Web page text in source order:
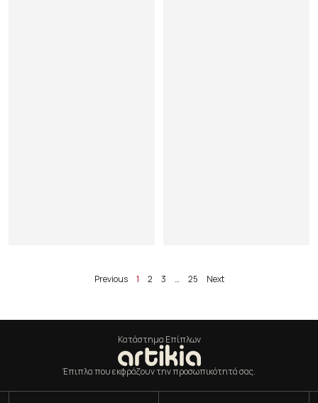
Previous 1 2 3 … 25 Next
Κατάστημα Επίπλων
Έπιπλα που εκφράζουν την προσωπικότητά σας.